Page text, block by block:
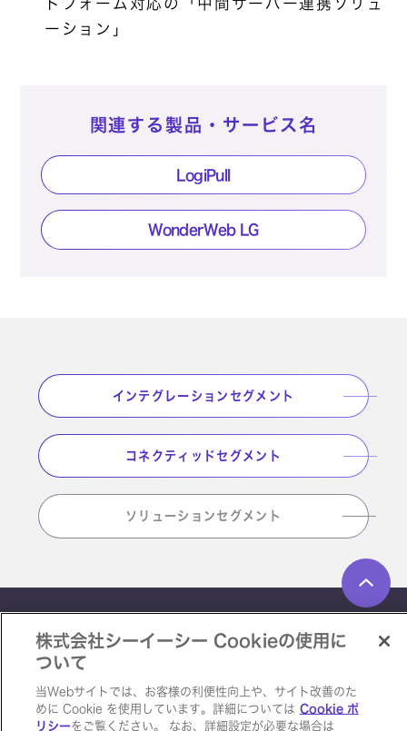
トフォーム対応の「中間サーバー連携ソリュ
ーション」
関連する製品・サービス名
LogiPull
WonderWeb LG
インテグレーションセグメント
コネクティッドセグメント
ソリューションセグメント
© Computer Engineering & Consulting Ltd. All rights
reserved.
株式会社シーイーシー Cookieの使用に
ついて
当Webサイトでは、お客様の利便性向上や、サイト改善のた
めに Cookie を使用しています。詳細については Cookie ポ
リシーをご覧ください。 なお、詳細設定が必要な場合は